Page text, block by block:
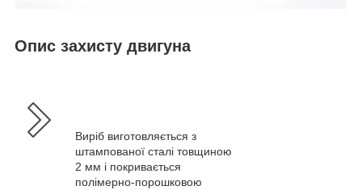
Опис захисту двигуна
Виріб виготовляється з
штампованої сталі товщиною
2 мм і покривається
полімерно-порошковою